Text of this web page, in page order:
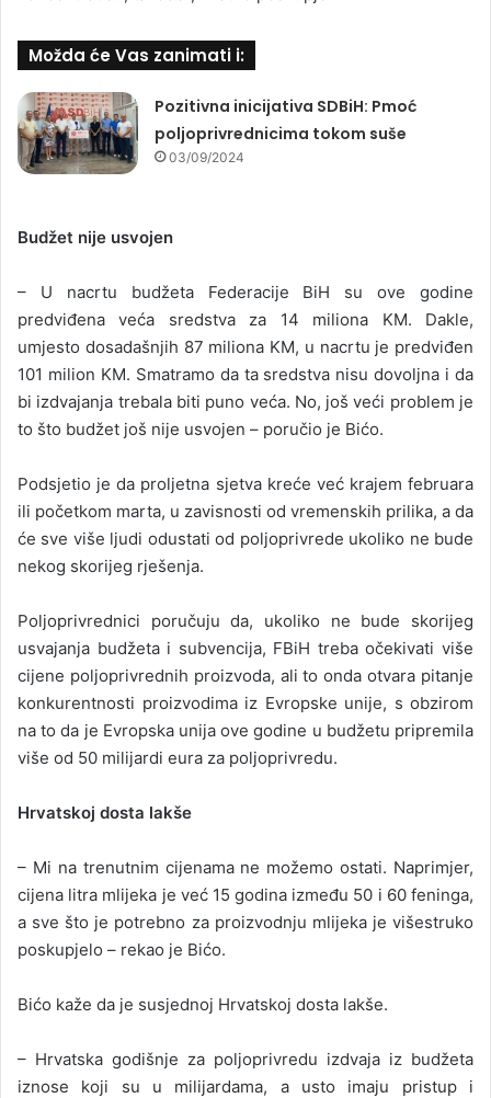
Možda će Vas zanimati i:
Pozitivna inicijativa SDBiH: Pmoć
poljoprivrednicima tokom suše
03/09/2024
Budžet nije usvojen
– U nacrtu budžeta Federacije BiH su ove godine
predviđena veća sredstva za 14 miliona KM. Dakle,
umjesto dosadašnjih 87 miliona KM, u nacrtu je predviđen
101 milion KM. Smatramo da ta sredstva nisu dovoljna i da
bi izdvajanja trebala biti puno veća. No, još veći problem je
to što budžet još nije usvojen – poručio je Bićo.
Podsjetio je da proljetna sjetva kreće već krajem februara
ili početkom marta, u zavisnosti od vremenskih prilika, a da
će sve više ljudi odustati od poljoprivrede ukoliko ne bude
nekog skorijeg rješenja.
Poljoprivrednici poručuju da, ukoliko ne bude skorijeg
usvajanja budžeta i subvencija, FBiH treba očekivati više
cijene poljoprivrednih proizvoda, ali to onda otvara pitanje
konkurentnosti proizvodima iz Evropske unije, s obzirom
na to da je Evropska unija ove godine u budžetu pripremila
više od 50 milijardi eura za poljoprivredu.
Hrvatskoj dosta lakše
– Mi na trenutnim cijenama ne možemo ostati. Naprimjer,
cijena litra mlijeka je već 15 godina između 50 i 60 feninga,
a sve što je potrebno za proizvodnju mlijeka je višestruko
poskupjelo – rekao je Bićo.
Bićo kaže da je susjednoj Hrvatskoj dosta lakše.
– Hrvatska godišnje za poljoprivredu izdvaja iz budžeta
iznose koji su u milijardama, a usto imaju pristup i